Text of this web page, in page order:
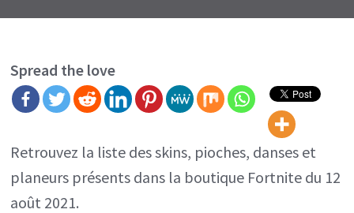
Boutique
août
2021
Spread the love
Retrouvez la liste des skins, pioches, danses et
planeurs présents dans la boutique Fortnite du 12
août 2021.